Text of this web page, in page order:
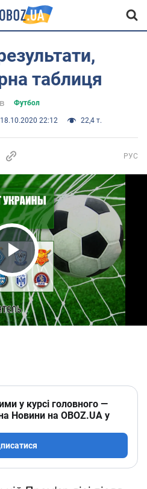
таблиця
Футбол
18.10.2020 22:12 22,4 т.
РУС
Video
у курсі головного —
Новини на OBOZ.UA у